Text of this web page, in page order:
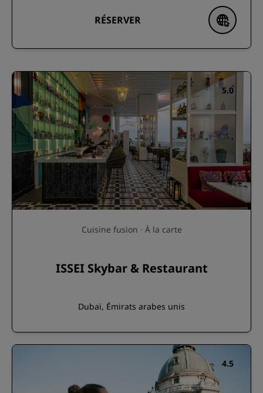
RÉSERVER
5.0
Cuisine fusion · À la carte
ISSEI Skybar & Restaurant
Dubaï, Émirats arabes unis
4.5